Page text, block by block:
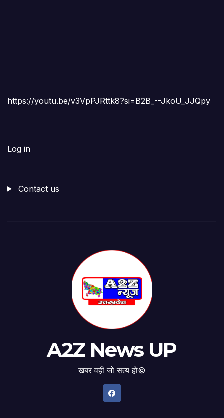
https://youtu.be/v3VpPJRttk8?si=B2B_--JkoU_JJQpy
Log in
Contact us
A2Z News UP
खबर वहीं जो सत्य हो©